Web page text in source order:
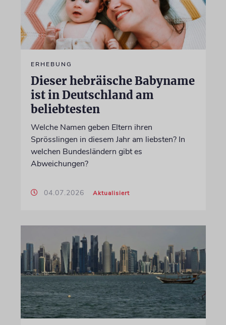
ERHEBUNG
Dieser hebräische Babyname
ist in Deutschland am
beliebtesten
Welche Namen geben Eltern ihren
Sprösslingen in diesem Jahr am liebsten? In
welchen Bundesländern gibt es
Abweichungen?
04.07.2026 Aktualisiert